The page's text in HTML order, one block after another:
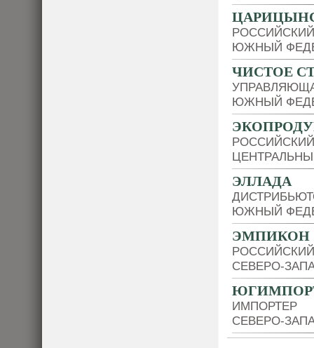
ЮЖНЫЙ
ЧИСТОЕ
ЮЖНЫЙ
ЭЛЛАДА
ЮЖНЫЙ
ЭМПИКОН
СЕВЕРО-
ИМПОРТЕР
СЕВЕРО-